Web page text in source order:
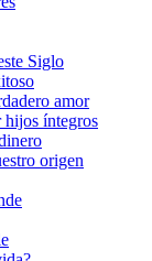
Siglo
amor
hijos íntegros
origen